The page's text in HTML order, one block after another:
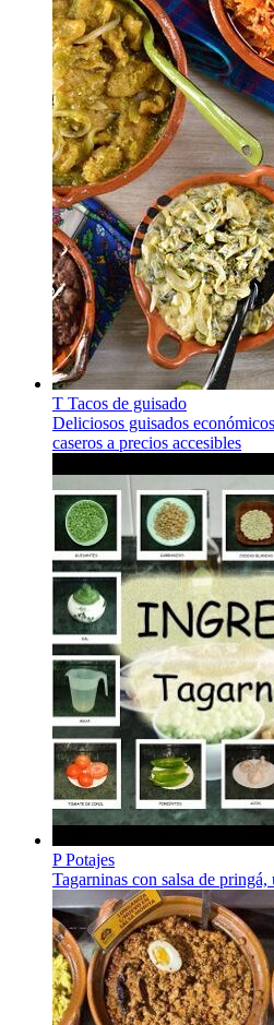
T Tacos de guisado
Deliciosos guisados
caseros a precios accesibles
P Potajes
Tagarninas con salsa de